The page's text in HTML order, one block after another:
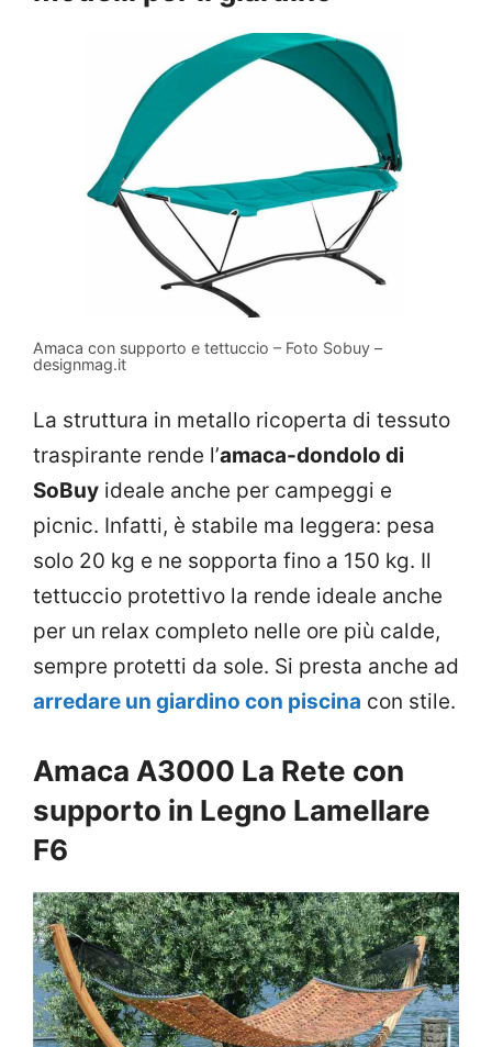
Amaca con supporto e tettuccio – Foto Sobuy –
designmag.it
La struttura in metallo ricoperta di tessuto
traspirante rende l’amaca-dondolo di
SoBuy ideale anche per campeggi e
picnic. Infatti, è stabile ma leggera: pesa
solo 20 kg e ne sopporta fino a 150 kg. Il
tettuccio protettivo la rende ideale anche
per un relax completo nelle ore più calde,
sempre protetti da sole. Si presta anche ad
arredare un giardino con piscina con stile.
Amaca A3000 La Rete con
supporto in Legno Lamellare
F6